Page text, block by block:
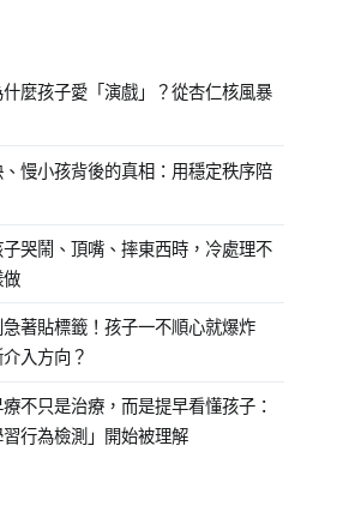
什麼孩子愛「演戲」？從杏仁核風暴
、慢小孩背後的真相：用穩定秩序陪
子哭鬧、頂嘴、摔東西時，冷處理不
做
急著貼標籤！孩子一不順心就爆炸
入方向？
療不只是治療，而是提早看懂孩子：
行為檢測」開始被理解